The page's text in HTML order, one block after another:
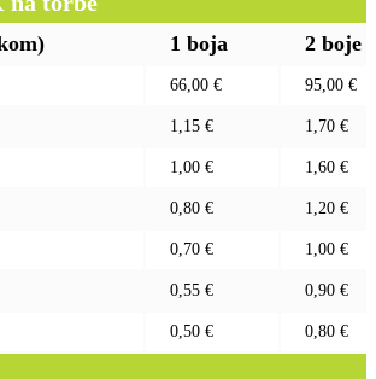
1 boja 2 boje
66,00 € 95,00 €
1,15 € 1,70 €
1,00 € 1,60 €
0,80 € 1,20 €
0,70 € 1,00 €
0,55 € 0,90 €
0,50 € 0,80 €